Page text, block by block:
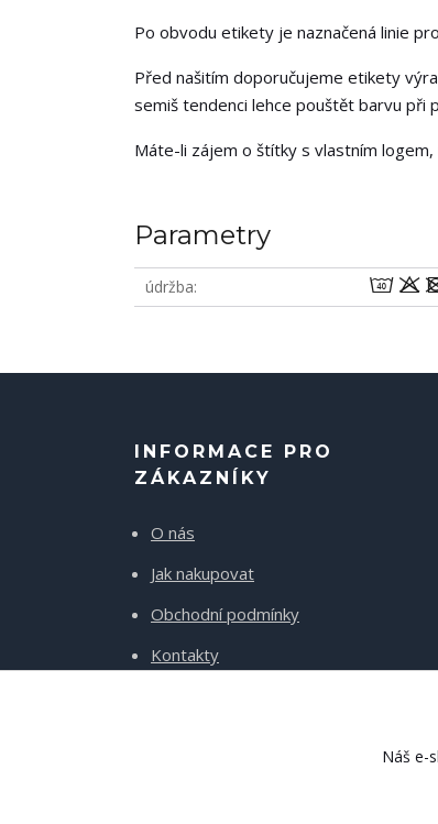
Po obvodu etikety je naznačená linie
Před našitím doporučujeme etikety
semiš tendenci lehce pouštět barvu při
Máte-li zájem o štítky s vlastním
Parametry
údržba
INFORMACE PRO
ZÁKAZNÍKY
O nás
Jak nakupovat
Obchodní podmínky
Kontakty
Náš e-